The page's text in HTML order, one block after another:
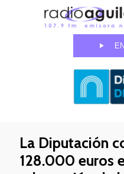
La Diputación
128.000 euros